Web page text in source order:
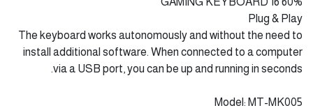
Double injection processing, not only provide comfortable
keystrokes, but also make the keycaps anti-fade and wear-
resistant.
60% GAMING KEYBOARD 16
The keyboard works autonomously and without the need to